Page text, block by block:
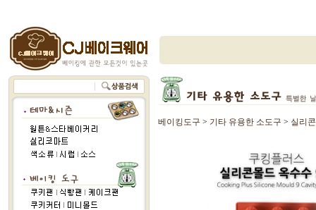
베이킹도구 > 기타 유용한 소도구 > 실리